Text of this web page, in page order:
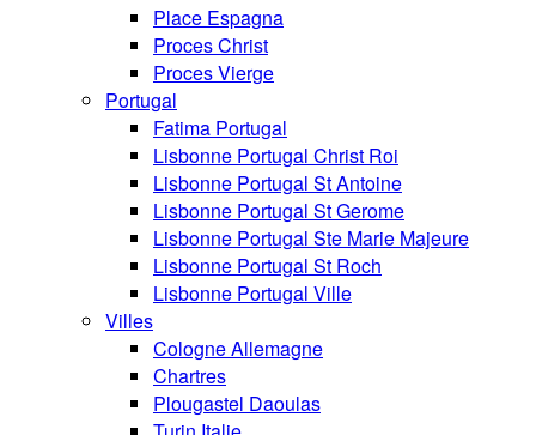
Place Espagna
Proces Christ
Proces Vierge
Portugal
Fatima Portugal
Lisbonne Portugal Christ Roi
Lisbonne Portugal St Antoine
Lisbonne Portugal St Gerome
Lisbonne Portugal Ste Marie Majeure
Lisbonne Portugal St Roch
Lisbonne Portugal Ville
Villes
Cologne Allemagne
Chartres
Plougastel Daoulas